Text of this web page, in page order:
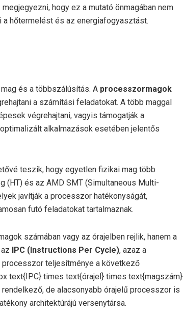
hogy ez a mutató önmagában nem
hőtermelést és az energiafogyasztást.
és a többszálúsítás. A processzormagok
a számítási feladatokat. A több maggal
végrehajtani, vagyis támogatják a
alkalmazások esetében jelentős
teszik, hogy egyetlen fizikai mag több
(HT) és az AMD SMT (Simultaneous Multi-
javítják a processzor hatékonyságát,
futó feladatokat tartalmaznak.
számában vagy az órajelben rejlik, hanem a
IPC (Instructions Per Cycle), azaz a
teljesítménye a következő
text{IPC} times text{órajel} times text{magszám}
de alacsonyabb órajelű processzor is
architektúrájú versenytársa.